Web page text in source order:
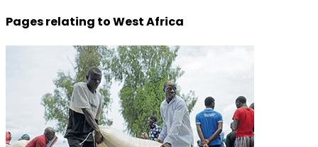
Pages relating to West Africa